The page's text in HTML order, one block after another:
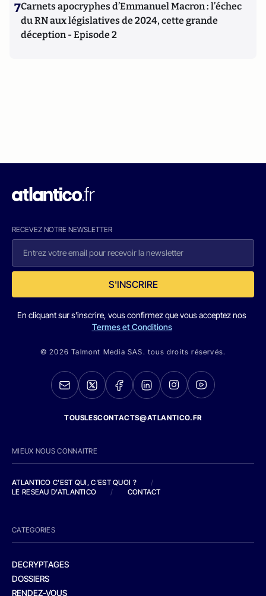
7Carnets apocryphes d’Emmanuel Macron : l’échec
du RN aux législatives de 2024, cette grande
déception - Episode 2
RECEVEZ NOTRE NEWSLETTER
S'INSCRIRE
En cliquant sur s'inscrire, vous confirmez que vous acceptez nos
Termes et Conditions
© 2026 Talmont Media SAS. tous droits réservés.
TOUSLESCONTACTS@ATLANTICO.FR
MIEUX NOUS CONNAITRE
ATLANTICO C'EST QUI, C'EST QUOI ?
/
LE RESEAU D'ATLANTICO
/ CONTACT
CATEGORIES
DECRYPTAGES
DOSSIERS
RENDEZ-VOUS